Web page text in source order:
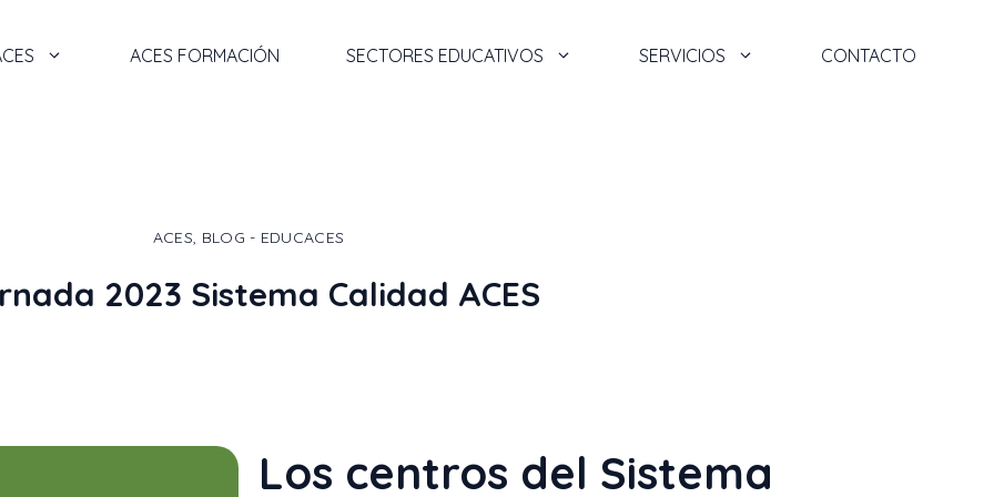
ACES FORMACIÓN SECTORES EDUCATIVOS SERVICIOS CONTACTO
ACES, BLOG - EDUCACES
2023 Sistema Calidad ACES
Los centros del Sistema